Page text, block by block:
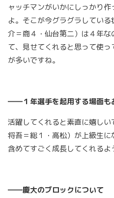
ャッチマンがいかにしっかり
よ。そこが今グラグラしてい
介＝商４・仙台第二）は４年
て、見せてくれると思って使
が多いですね。
――１年選手を起用する場面も
活躍してくれると素直に嬉し
将吾＝総１・高松）が上級生
含めてすごく成長してくれるよ
――慶大のブロックについて